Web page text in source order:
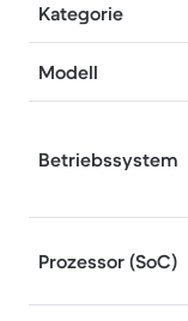
Kategorie
Modell
Betriebssystem
Prozessor (SoC)